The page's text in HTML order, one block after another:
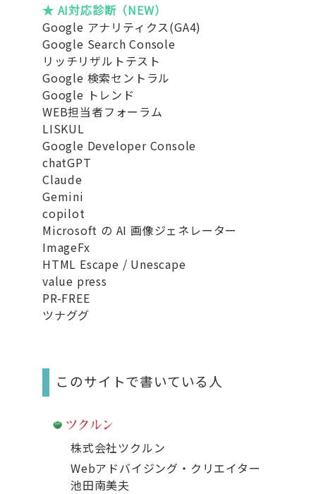
★ AI対応診断（NEW）
Google アナリティクス(GA4)
Google Search Console
リッチリザルトテスト
Google 検索セントラル
Google トレンド
WEB担当者フォーラム
LISKUL
Google Developer Console
chatGPT
Claude
Gemini
copilot
Microsoft の AI 画像ジェネレーター
ImageFx
HTML Escape / Unescape
value press
PR-FREE
ツナググ
このサイトで書いている人
株式会社ツクルン
Webアドバイジング・クリエイター
池田南美夫